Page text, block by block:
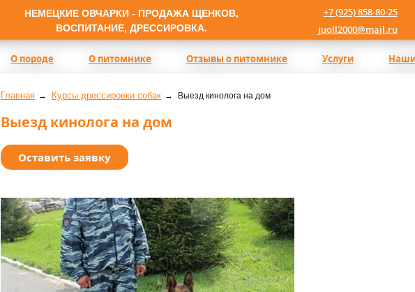
НЕМЕЦКИЕ ОВЧАРКИ - ПРОДАЖА ЩЕНКОВ,
ВОСПИТАНИЕ, ДРЕССИРОВКА.
+7 (925) 858-80-25
juoll2000@mail.ru
О породе О питомнике Отзывы о питомнике Услуги
Главная Курсы дрессировки собак Выезд кинолога на дом
Выезд кинолога на дом
Оставить заявку